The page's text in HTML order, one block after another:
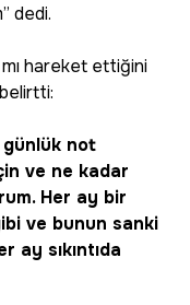
dedi.
hareket ettiğini
günlük not
ve ne kadar
Her ay bir
ve bunun sanki
ay sıkıntıda